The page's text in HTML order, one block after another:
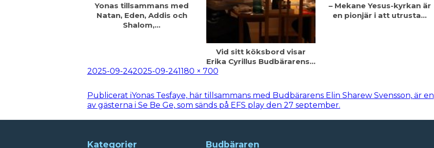
Yonas tillsammans med
Natan, Eden, Addis och
Shalom,…
Vid sitt köksbord visar
Erika Cyrillus Budbärarens…
– Mekane Yesus-­kyrkan är
en pionjär i att utrusta…
Postat
2025-09-242025-09-24Full
1180 × 700
Inläggsnavigering
Publicerat iYonas Tesfaye, här tillsammans med Budbärarens Elin Sharew Svensson, är en
av gästerna i Se Be Ge, som sänds på EFS play den 27 september.
Kategorier Budbäraren